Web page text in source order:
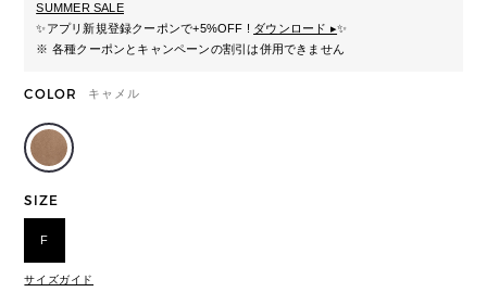
SUMMER SALE
✨アプリ新規登録クーポンで+5%OFF ! ダウンロード ▸✨
※ 各種クーポンとキャンペーンの割引は併用できません
COLOR キャメル
SIZE
F
サイズガイド